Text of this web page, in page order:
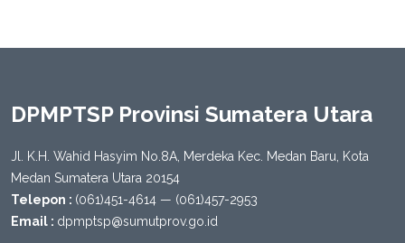
DPMPTSP Provinsi Sumatera Utara
Jl. K.H. Wahid Hasyim No.8A, Merdeka Kec. Medan Baru, Kota
Medan Sumatera Utara 20154
Telepon : (061)451-4614 — (061)457-2953
Email : dpmptsp@sumutprov.go.id